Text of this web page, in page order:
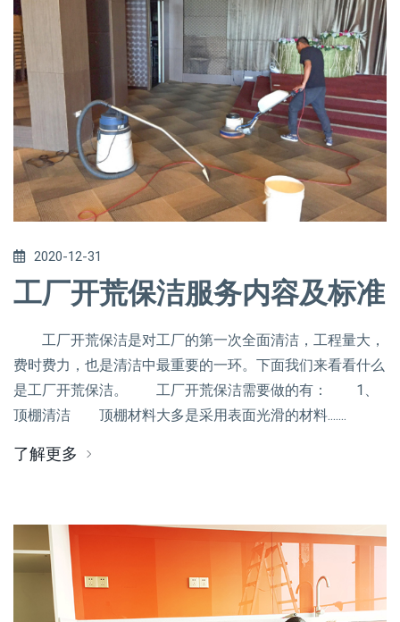
2020-12-31
工厂开荒保洁服务内容及标准
工厂开荒保洁是对工厂的第一次全面清洁，工程量大，
费时费力，也是清洁中最重要的一环。下面我们来看看什么
是工厂开荒保洁。 工厂开荒保洁需要做的有： 1、
顶棚清洁 顶棚材料大多是采用表面光滑的材料.......
了解更多